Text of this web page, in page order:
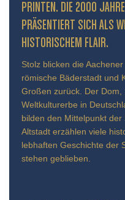
INTEN. DIE 2000 JAHRE
ÄSENTIERT SICH ALS
TORISCHEM FLAIR.
Stolz blicken die
römische Bäderstadt und
Großen zurück. Der Dom,
Weltkulturerbe in
bilden den Mittelpunkt
Altstadt erzählen viele
lebhaften Geschichte der
stehen geblieben.